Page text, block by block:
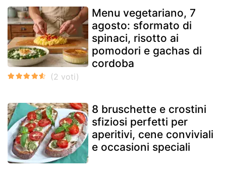
Menu vegetariano, 7
agosto: sformato di
spinaci, risotto ai
pomodori e gachas di
cordoba
8 bruschette e crostini
sfiziosi perfetti per
aperitivi, cene conviviali
e occasioni speciali